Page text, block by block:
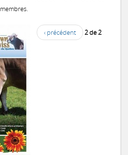
‹ précédent 2 de 2